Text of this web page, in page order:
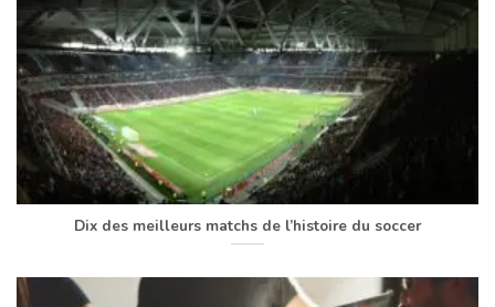
Dix des meilleurs matchs de l’histoire du soccer